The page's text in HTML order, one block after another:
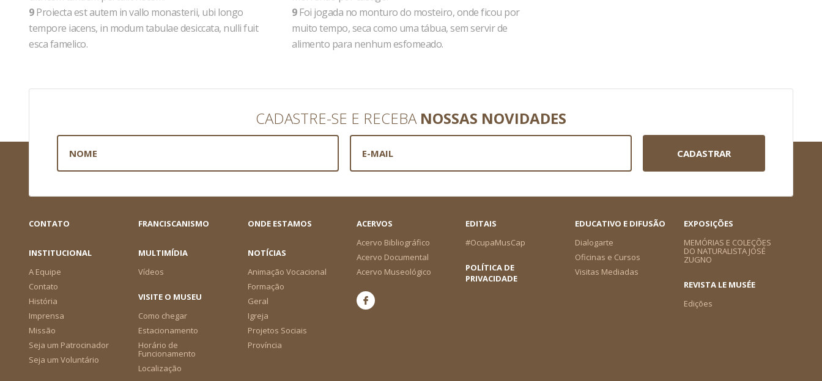
9Proiecta est autem in vallo monasterii, ubi longo
tempore iacens, in modum tabulae desiccata, nulli fuit
esca famelico.
9Foi jogada no monturo do mosteiro, onde ficou por
muito tempo, seca como uma tábua, sem servir de
alimento para nenhum esfomeado.
CADASTRE-SE E RECEBA NOSSAS NOVIDADES
CADASTRAR
CONTATO FRANCISCANISMO ONDE ESTAMOS
ACERVOS
Acervo Bibliográfico
Acervo Documental
Acervo Museológico
EDITAIS
#OcupaMusCap
EDUCATIVO E DIFUSÃO
Dialogarte
Oficinas e Cursos
Visitas Mediadas
EXPOSIÇÕES
MEMÓRIAS E COLEÇÕES
DO NATURALISTA JOSÉ
ZUGNO
INSTITUCIONAL
A Equipe
Contato
História
Imprensa
Missão
Seja um Patrocinador
Seja um Voluntário
MULTIMÍDIA
Vídeos
NOTÍCIAS
Animação Vocacional
Formação
Geral
Igreja
Projetos Sociais
Província
POLÍTICA DE
PRIVACIDADE
REVISTA LE MUSÉE
Edições
VISITE O MUSEU
Como chegar
Estacionamento
Horário de
Funcionamento
Localização